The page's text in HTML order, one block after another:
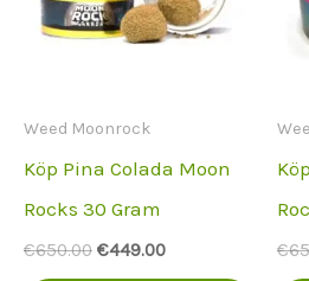
Weed Moonrock
Köp Pina Colada Moon
Rocks 30 Gram
€650.00 Ursprungspriset
€449.00Aktuellt
€